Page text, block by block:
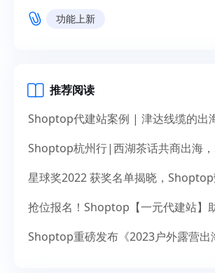
功能上新
推荐阅读